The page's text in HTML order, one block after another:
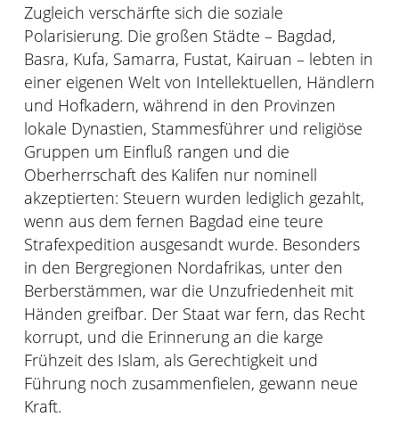
Zugleich verschärfte sich die soziale
Polarisierung. Die großen Städte – Bagdad,
Basra, Kufa, Samarra, Fustat, Kairuan – lebten in
einer eigenen Welt von Intellektuellen, Händlern
und Hofkadern, während in den Provinzen
lokale Dynastien, Stammesführer und religiöse
Gruppen um Einfluß rangen und die
Oberherrschaft des Kalifen nur nominell
akzeptierten: Steuern wurden lediglich gezahlt,
wenn aus dem fernen Bagdad eine teure
Strafexpedition ausgesandt wurde. Besonders
in den Bergregionen Nordafrikas, unter den
Berberstämmen, war die Unzufriedenheit mit
Händen greifbar. Der Staat war fern, das Recht
korrupt, und die Erinnerung an die karge
Frühzeit des Islam, als Gerechtigkeit und
Führung noch zusammenfielen, gewann neue
Kraft.